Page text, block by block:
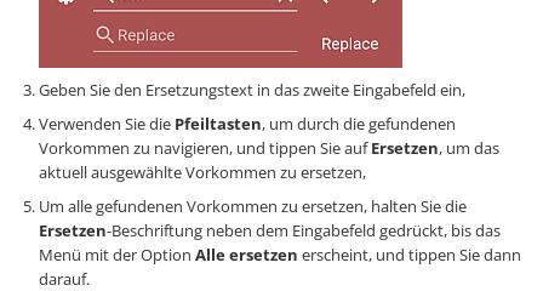
Geben Sie den Ersetzungstext in das zweite Eingabefeld ein,
Verwenden Sie die Pfeiltasten, um durch die gefundenen
Vorkommen zu navigieren, und tippen Sie aufErsetzen, um das
aktuell ausgewählte Vorkommen zu ersetzen,
Um alle gefundenen Vorkommen zu ersetzen, halten Sie die
Ersetzen-Beschriftung neben dem Eingabefeld gedrückt, bis das
Menü mit der Option Alle ersetzen erscheint, und tippen Sie dann
darauf.